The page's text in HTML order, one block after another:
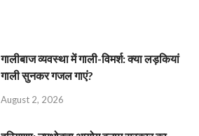
गालीबाज व्‍यवस्‍था में गाली-विमर्श: क्या लड़कियां
गाली सुनकर गजल गाएं?
August 2, 2026